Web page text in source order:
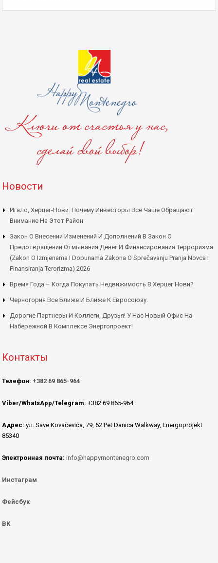
Новости
Игало, Херцег-Нови: Почему Инвесторы Всё Чаще Обращают
Внимание На Этот Район
Закон О Внесении Изменений И Дополнений В Закон О
Предотвращении Отмывания Денег И Финансирования Терроризма
(Zakon O Izmjenama I Dopunama Zakona O Sprečavanju Pranja Novca I
Finansiranja Terorizma) 2026
Время Года – Когда Покупать Недвижимость В Херцег Нови?
Черногория Все Ближе И Ближе К Евросоюзу.
Дорогие Партнеры И Коллеги, Друзья! У Нас Новый Офис На
Набережной В Комплексе Энергопроект!
Контакты
Телефон: +382 69 865-964
Viber/WhatsApp/Telegram: +382 69 865-964
Адрес: ул. Save Kovačevića, 79, 62 Pet Danica Walkway, Energoprojekt
85340
Электронная почта: info@happymontenegro.com
Инстаграм
Фейсбук
ВК